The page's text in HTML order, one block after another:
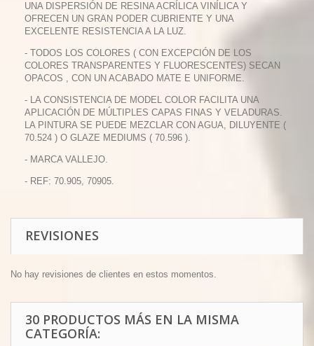
UNA DISPERSIÓN DE RESINA ACRÍLICA VINÍLICA Y
OFRECEN UN GRAN PODER CUBRIENTE Y UNA
EXCELENTE RESISTENCIA A LA LUZ.
- TODOS LOS COLORES ( CON EXCEPCIÓN DE LOS
COLORES TRANSPARENTES Y FLUORESCENTES) SECAN
OPACOS , CON UN ACABADO MATE E UNIFORME.
- LA CONSISTENCIA DE MODEL COLOR FACILITA UNA
APLICACIÓN DE MÚLTIPLES CAPAS FINAS Y VELADURAS.
LA PINTURA SE PUEDE MEZCLAR CON AGUA, DILUYENTE (
70.524 ) O GLAZE MEDIUMS ( 70.596 ).
- MARCA VALLEJO.
- REF: 70.905, 70905.
REVISIONES
No hay revisiones de clientes en estos momentos.
30 PRODUCTOS MÁS EN LA MISMA
CATEGORÍA: